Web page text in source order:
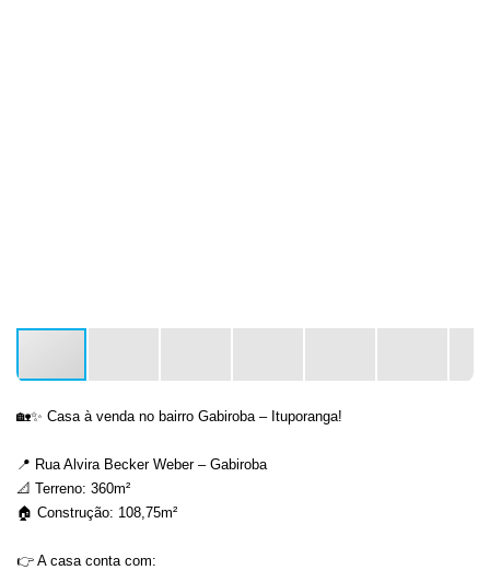
🏡✨ Casa à venda no bairro Gabiroba – Ituporanga!
📍 Rua Alvira Becker Weber – Gabiroba
📐 Terreno: 360m²
🏠 Construção: 108,75m²
👉 A casa conta com: